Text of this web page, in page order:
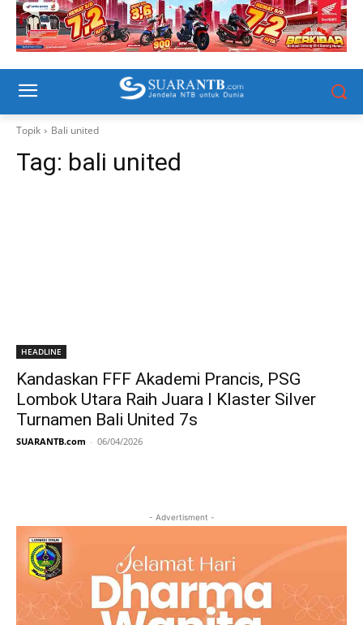
Topik Bali united
Tag: bali united
HEADLINE
Kandaskan FFF Akademi Prancis, PSG
Lombok Utara Raih Juara I Klaster Silver
Turnamen Bali United 7s
SUARANTB.com - 06/04/2026
- Advertisment -